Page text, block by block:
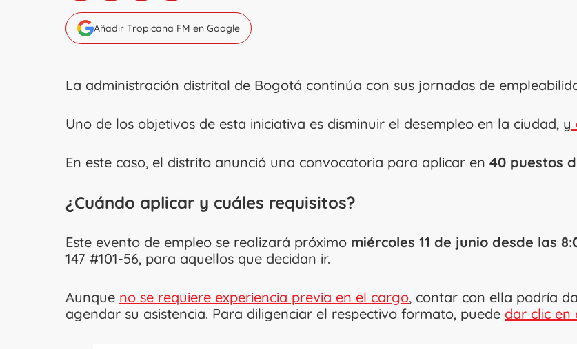
Añadir Tropicana FM en Google
La administración distrital de Bogotá continúa con sus jornadas de
Uno de los objetivos de esta iniciativa es disminuir el desempleo en la ciudad, y
En este caso, el distrito anunció una convocatoria para aplicar en 40 puestos
¿Cuándo aplicar y cuáles requisitos?
Este evento de empleo se realizará próximo miércoles 11 de junio desde las
147 #101-56, para aquellos que decidan ir.
Aunque no se requiere experiencia previa en el cargo, contar con ella podría
agendar su asistencia. Para diligenciar el respectivo formato, puede dar clic en